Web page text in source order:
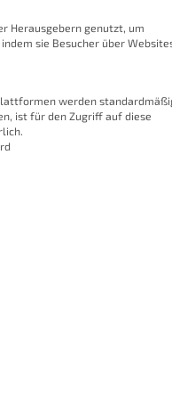
miteinander
Ähnlich wie
in deinem
steuern.
System
Vor allem,
auf
welche Projekte
Herausgebern genutzt, um
sie Besucher über
werden
ist für den Zugriff auf diese